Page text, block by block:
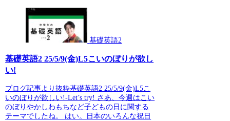
基礎英語2
基礎英語2 25/5/9(金)L5こいのぼりが欲し
い!
ブログ記事より抜粋基礎英語2 25/5/9(金)L5こ
いのぼりが欲しい!-Let’s try! さあ、今週はこい
のぼりやかしわもちなど子どもの日に関する
テーマでしたね。 はい。日本のいろんな祝日